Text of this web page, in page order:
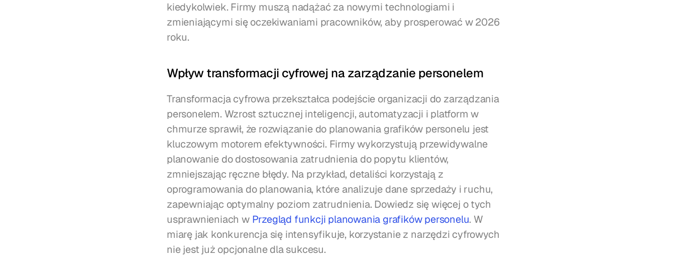
kiedykolwiek. Firmy muszą nadążać za nowymi technologiami i
zmieniającymi się oczekiwaniami pracowników, aby prosperować w 2026
roku.
Wpływ transformacji cyfrowej na zarządzanie personelem
Transformacja cyfrowa przekształca podejście organizacji do zarządzania
personelem. Wzrost sztucznej inteligencji, automatyzacji i platform w
chmurze sprawił, że rozwiązanie do planowania grafików personelu jest
kluczowym motorem efektywności. Firmy wykorzystują przewidywalne
planowanie do dostosowania zatrudnienia do popytu klientów,
zmniejszając ręczne błędy. Na przykład, detaliści korzystają z
oprogramowania do planowania, które analizuje dane sprzedaży i ruchu,
zapewniając optymalny poziom zatrudnienia. Dowiedz się więcej o tych
usprawnieniach w Przegląd funkcji planowania grafików personelu. W
miarę jak konkurencja się intensyfikuje, korzystanie z narzędzi cyfrowych
nie jest już opcjonalne dla sukcesu.